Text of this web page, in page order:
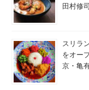
田村修
スリラ
をオー
京・亀